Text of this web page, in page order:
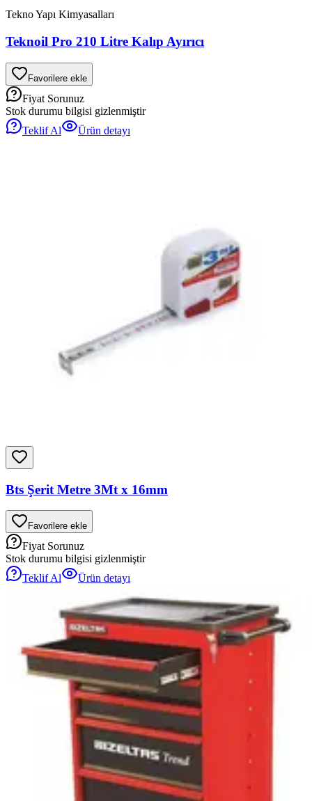
Tekno Yapı Kimyasalları
Teknoil Pro 210 Litre Kalıp Ayırıcı
Favorilere ekle
Fiyat Sorunuz
Stok durumu bilgisi gizlenmiştir
Teklif Al
Ürün detayı
Bts Şerit Metre 3Mt x 16mm
Favorilere ekle
Fiyat Sorunuz
Stok durumu bilgisi gizlenmiştir
Teklif Al
Ürün detayı